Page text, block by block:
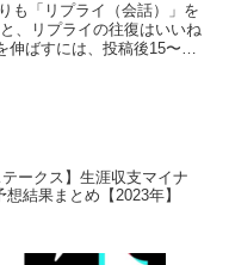
も「リプライ（会話）」を
、リプライの往復はいいね
伸ばすには、投稿後15〜30
テークス】生涯収支マイナ
結果まとめ【2023年】